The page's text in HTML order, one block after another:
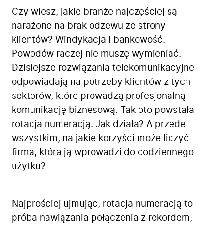
Czy wiesz, jakie branże najczęściej są
narażone na brak odzewu ze strony
klientów? Windykacja i bankowość.
Powodów raczej nie muszę wymieniać.
Dzisiejsze rozwiązania telekomunikacyjne
odpowiadają na potrzeby klientów z tych
sektorów, które prowadzą profesjonalną
komunikację biznesową. Tak oto powstała
rotacja numeracją. Jak działa? A przede
wszystkim, na jakie korzyści może liczyć
firma, która ją wprowadzi do codziennego
użytku?
Najprościej ujmując, rotacja numeracją to
próba nawiązania połączenia z rekordem,